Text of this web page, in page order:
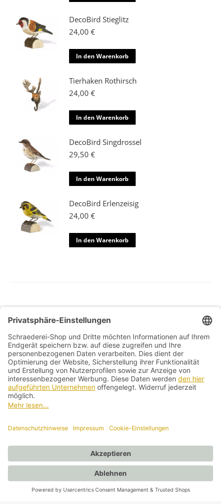
DecoBird Stieglitz
24,00 €
In den Warenkorb
Tierhaken Rothirsch
24,00 €
In den Warenkorb
DecoBird Singdrossel
29,50 €
In den Warenkorb
DecoBird Erlenzeisig
24,00 €
In den Warenkorb
Widerrufsbelehrung
Datenschutzerklärung
Kontakt
Impressum